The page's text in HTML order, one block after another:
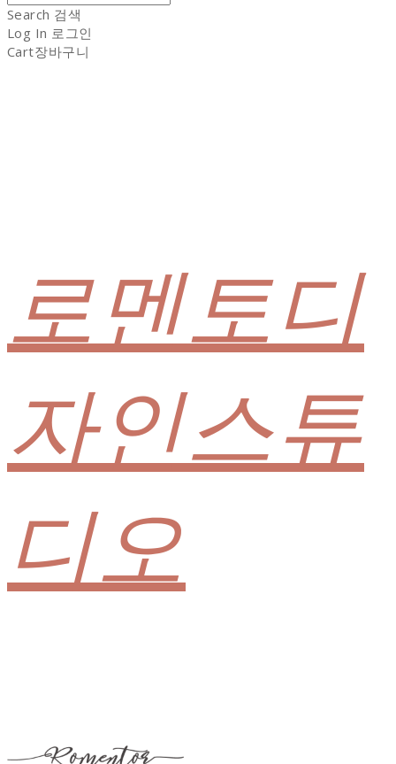
Search 검색
Log In 로그인
Cart장바구니
로멘토디
자인스튜
디오